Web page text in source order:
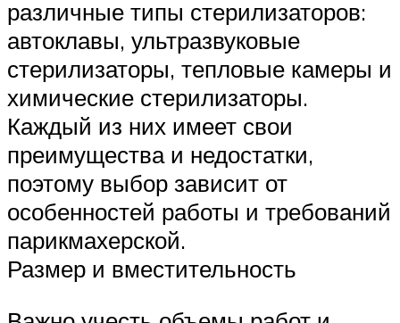
различные типы стерилизаторов:
автоклавы, ультразвуковые
стерилизаторы, тепловые камеры и
химические стерилизаторы.
Каждый из них имеет свои
преимущества и недостатки,
поэтому выбор зависит от
особенностей работы и требований
парикмахерской.
Размер и вместительность